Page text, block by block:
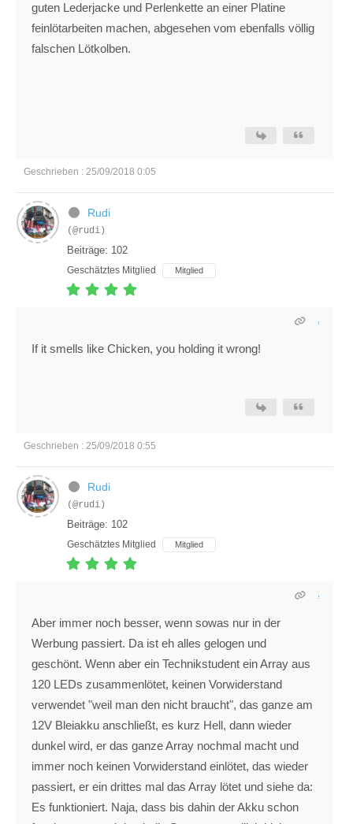
guten Lederjacke und Perlenkette an einer Platine
feinlötarbeiten machen, abgesehen vom ebenfalls völlig
falschen Lötkolben.
Geschrieben : 25/09/2018 0:05
Rudi
(@rudi)
Beiträge: 102
Geschätztes Mitglied Mitglied
If it smells like Chicken, you holding it wrong!
Geschrieben : 25/09/2018 0:55
Rudi
(@rudi)
Beiträge: 102
Geschätztes Mitglied Mitglied
Aber immer noch besser, wenn sowas nur in der
Werbung passiert. Da ist eh alles gelogen und
geschönt. Wenn aber ein Technikstudent ein Array aus
120 LEDs zusammenlötet, keinen Vorwiderstand
verwendet "weil man den nicht braucht", das ganze am
12V Bleiakku anschließt, es kurz Hell, dann wieder
dunkel wird, er das ganze Array nochmal macht und
immer noch keinen Vorwiderstand einlötet, das wieder
passiert, er ein drittes mal das Array lötet und siehe da:
Es funktioniert. Naja, dass bis dahin der Akku schon